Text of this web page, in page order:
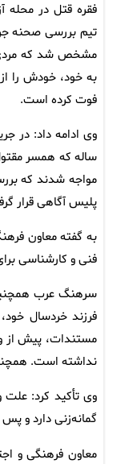
فقره قتل در محله
تیم بررسی صحنه
به خود، خودش را
فوت کرده است.
ساله که همسر
مواجه شدند که
پلیس آگاهی قرار
به گفته معاون
فنی و کارشناسی
سرهنگ عرب
فرزند خردسال
مستندات، پیش از
نداشته است.
وی تأکید کرد:
گمانه‌زنی دارد و
معاون فرهنگی و